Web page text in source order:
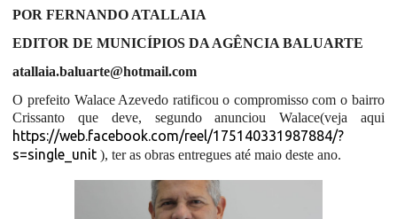
POR FERNANDO ATALLAIA
EDITOR DE MUNICÍPIOS DA AGÊNCIA BALUARTE
atallaia.baluarte@hotmail.com
O prefeito Walace Azevedo ratificou o compromisso com o bairro
Crissanto que deve, segundo anunciou Walace(veja aqui
https://web.facebook.com/reel/175140331987884/?
s=single_unit ), ter as obras entregues até maio deste ano.